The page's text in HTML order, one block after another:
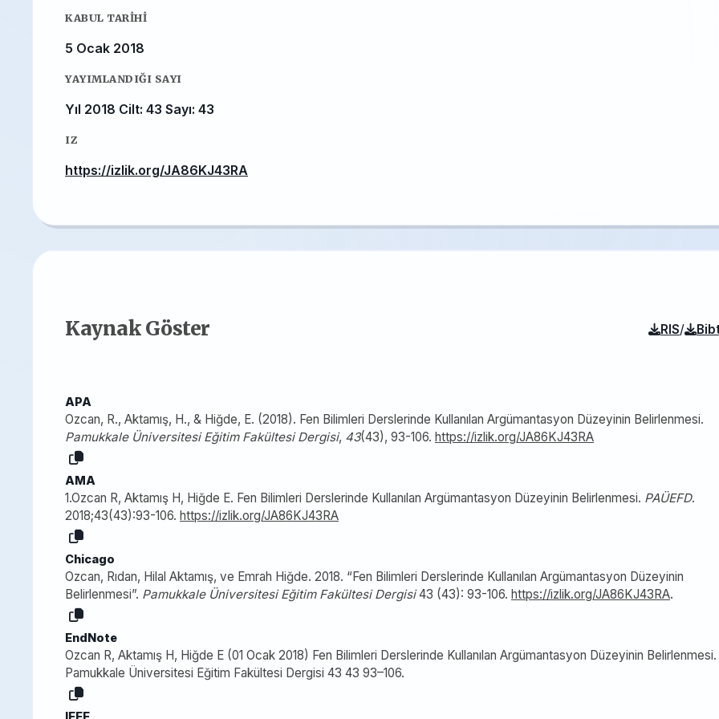
KABUL TARIHI
5 Ocak 2018
YAYIMLANDIĞI SAYI
Yıl 2018 Cilt: 43 Sayı: 43
IZ
https://izlik.org/JA86KJ43RA
Kaynak Göster RIS/
APA
Ozcan, R., Aktamış, H., & Hiğde, E. (2018). Fen Bilimleri Derslerinde Kullanılan Argümantasyon Düzeyinin Belirlenmesi.
Pamukkale Üniversitesi Eğitim Fakültesi Dergisi, 43(43), 93-106. https://izlik.org/JA86KJ43RA
AMA
1.Ozcan R, Aktamış H, Hiğde E. Fen Bilimleri Derslerinde Kullanılan Argümantasyon Düzeyinin Belirlenmesi. PAÜEFD.
2018;43(43):93-106. https://izlik.org/JA86KJ43RA
Chicago
Ozcan, Rıdan, Hilal Aktamış, ve Emrah Hiğde. 2018. “Fen Bilimleri Derslerinde Kullanılan Argümantasyon Düzeyinin
Belirlenmesi”. Pamukkale Üniversitesi Eğitim Fakültesi Dergisi43 (43): 93-106. https://izlik.org/JA86KJ43RA.
EndNote
Ozcan R, Aktamış H, Hiğde E (01 Ocak 2018) Fen Bilimleri Derslerinde Kullanılan Argümantasyon Düzeyinin Belirlenmesi.
Pamukkale Üniversitesi Eğitim Fakültesi Dergisi 43 43 93–106.